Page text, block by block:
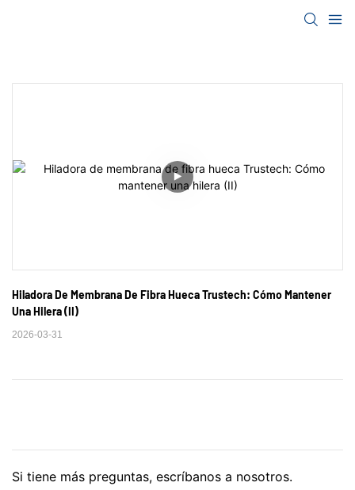
Hiladora De Membrana De Fibra Hueca Trustech: Cómo Mantener
Una Hilera (II)
2026-03-31
Si tiene más preguntas, escríbanos a nosotros.